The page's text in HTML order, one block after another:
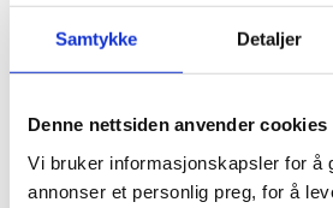
Samtykke Detaljer
Denne nettsiden anvender cookies
Vi bruker informasjonskapsler for å
annonser et personlig preg, for å